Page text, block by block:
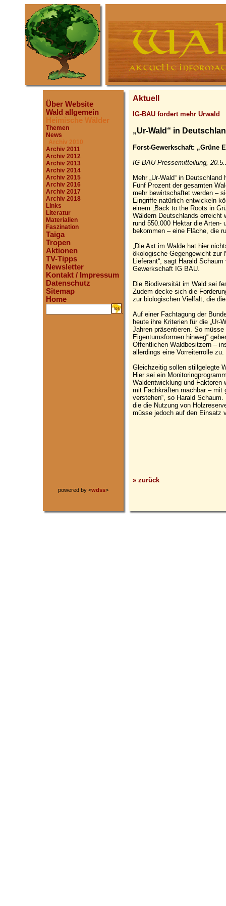
Über Website
Wald allgemein
Heimische Wälder
Themen
News
Archiv 2010
Archiv 2011
Archiv 2012
Archiv 2013
Archiv 2014
Archiv 2015
Archiv 2016
Archiv 2017
Archiv 2018
Links
Literatur
Materialien
Faszination
Taiga
Tropen
Aktionen
TV-Tipps
Newsletter
Kontakt / Impressum
Datenschutz
Sitemap
Home
.
powered by <wdss>
Aktuell
IG-BAU fordert mehr Urwald
„Ur-Wald“ in
Forst-Gewerkschaft: „Grüne
IG BAU Pressemitteilung,
Mehr „Ur-Wald“ in
Fünf Prozent der gesamten
mehr bewirtschaftet werden –
Eingriffe natürlich entwickeln
einem „Back to the Roots in
Wäldern Deutschlands erreicht
rund 550.000 Hektar die Arten-
bekommen – eine Fläche, die
„Die Axt im Walde hat hier
ökologische Gegengewicht zur
Lieferant“, sagt Harald
Gewerkschaft IG BAU.
Die Biodiversität im Wald sei
Zudem decke sich die
zur biologischen Vielfalt, die
Auf einer Fachtagung der
heute ihre Kriterien für die „Ur-
Jahren präsentieren. So
Eigentumsformen hinweg“
Öffentlichen Waldbesitzern –
allerdings eine Vorreiterrolle zu.
Gleichzeitig sollen stillgelegte
Hier sei ein
Waldentwicklung und Faktoren
mit Fachkräften machbar – mit
verstehen“, so Harald
die die Nutzung von
müsse jedoch auf den Einsatz
» zurück